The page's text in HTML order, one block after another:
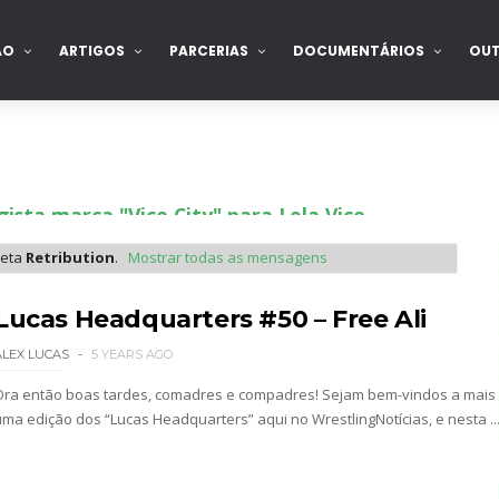
ARTIGOS PARCERIAS DOCUMENTÁRIOS
marca "Vice City" para Lola Vice
Jon Moxley salvou a identidade da
perto de interromper combate de Brie Bella
Retribution. Mostrar todas as mensagens
Headquarters #50 – Free Ali
LUCAS 5 YEARS AGO
então boas tardes, comadres e compadres! Sejam bem-vindos a mais
edição dos “Lucas Headquarters” aqui no WrestlingNotícias, e nesta ...